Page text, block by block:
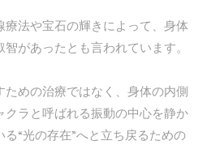
法や宝石の輝きによって、身体
があったとも言われています。
めの治療ではなく、身体の内側
ラと呼ばれる振動の中心を静か
“光の存在”へと立ち戻るための